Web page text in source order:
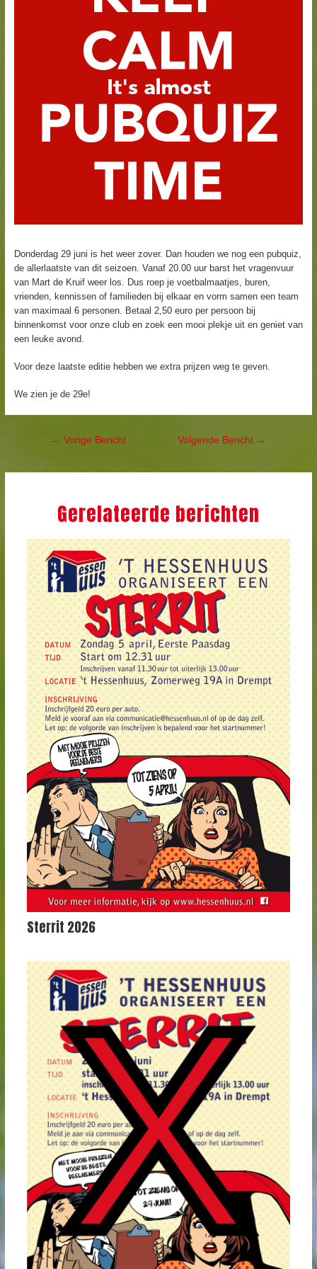
Donderdag 29 juni is het weer zover. Dan houden we nog een pubquiz,
de allerlaatste van dit seizoen. Vanaf 20.00 uur barst het vragenvuur
van Mart de Kruif weer los. Dus roep je voetbalmaatjes, buren,
vrienden, kennissen of familieden bij elkaar en vorm samen een team
van maximaal 6 personen. Betaal 2,50 euro per persoon bij
binnenkomst voor onze club en zoek een mooi plekje uit en geniet van
een leuke avond.
Voor deze laatste editie hebben we extra prijzen weg te geven.
We zien je de 29e!
← Vorige Bericht Volgende Bericht →
Gerelateerde berichten
Sterrit 2026